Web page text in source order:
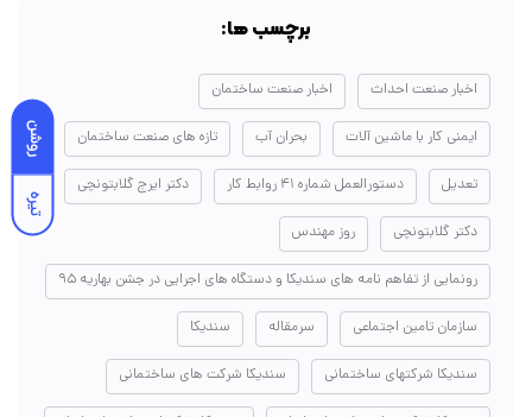
روشن
تیره
برچسب ها:
اخبار صنعت احداث اخبار صنعت ساختمان
ایمنی کار با ماشین آلات بحران آب تازه های صنعت ساختمان
تعدیل دستورالعمل شماره ۴۱ روابط کار دکتر ایرج گلابتونچی
دکتر گلابتونچی روز مهندس
رونمایی از تفاهم نامه های سندیکا و دستگاه های اجرایی در جشن بهاریه ۹۵
سازمان تامین اجتماعی سرمقاله سندیکا
سندیکا شرکتهای ساختمانی سندیکا شرکت های ساختمانی